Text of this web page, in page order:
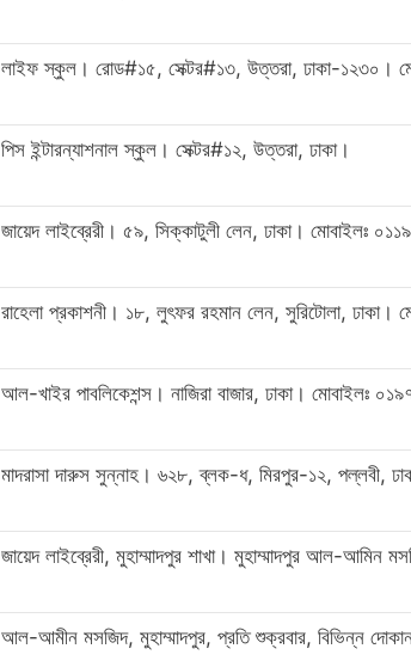
লাইফ স্কুল। রোড#১৫, সেক্টর#১৩, উত্তরা, ঢাকা-১২৩০।
পিস ইন্টারন্যাশনাল স্কুল। সেক্টর#১২, উত্তরা, ঢাকা।
জায়েদ লাইব্রেরী। ৫৯, সিক্কাটুলী লেন, ঢাকা। মোবাইলঃ
রাহেলা প্রকাশনী। ১৮, লুৎফর রহমান লেন, সুরিটোলা,
আল-খাইর পাবলিকেশন্স। নাজিরা বাজার, ঢাকা। মোবাইলঃ
মাদরাসা দারুস সুন্নাহ। ৬২৮, ব্লক-ধ, মিরপুর-১২, পল্লবী,
জায়েদ লাইব্রেরী, মুহাম্মাদপুর শাখা। মুহাম্মাদপুর আল-আমিন
আল-আমীন মসজিদ, মুহাম্মাদপুর, প্রতি শুক্রবার, বিভিন্ন